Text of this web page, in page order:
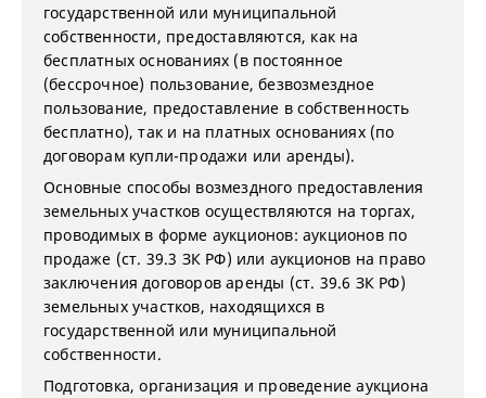
государственной или муниципальной
собственности, предоставляются, как на
бесплатных основаниях (в постоянное
(бессрочное) пользование, безвозмездное
пользование, предоставление в собственность
бесплатно), так и на платных основаниях (по
договорам купли-продажи или аренды).
Основные способы возмездного предоставления
земельных участков осуществляются на торгах,
проводимых в форме аукционов: аукционов по
продаже (ст. 39.3 ЗК РФ) или аукционов на право
заключения договоров аренды (ст. 39.6 ЗК РФ)
земельных участков, находящихся в
государственной или муниципальной
собственности.
Подготовка, организация и проведение аукциона